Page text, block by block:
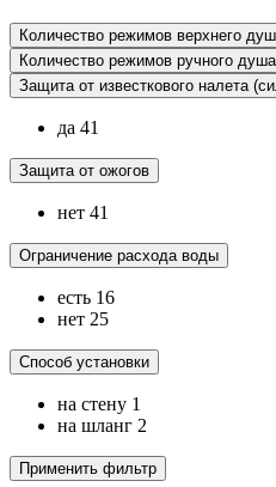
Количество режимов верхнего
Количество режимов ручного душа
Защита от известкового налета
да 41
Защита от ожогов
нет 41
Ограничение расхода воды
есть 16
нет 25
Способ установки
на стену 1
на шланг 2
Применить фильтр